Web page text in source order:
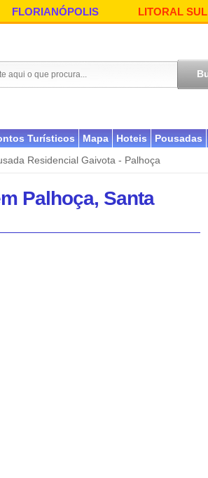
FLORIANÓPOLIS LITORAL SUL
Turísticos Mapa Hoteis Pousadas
Residencial Gaivota - Palhoça
Palhoça, Santa